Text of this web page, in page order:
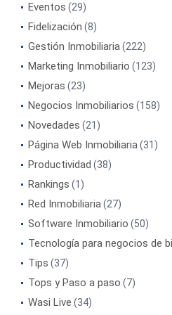
Eventos (29)
Fidelización (8)
Gestión Inmobiliaria(222)
Marketing Inmobiliario (123)
Mejoras (23)
Negocios Inmobiliarios (158)
Novedades (21)
Página Web Inmobiliaria(31)
Productividad (38)
Rankings (1)
Red Inmobiliaria(27)
Software Inmobiliario (50)
Tecnología para negocios de
Tips (37)
Tops y Paso a paso (7)
Wasi Live (34)